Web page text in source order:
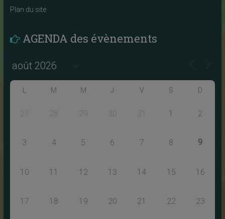
Plan du site
AGENDA des évènements
M M J V S D
27 28 29 30 31 1 2
3 4 5 6 7 8 9
10 11 12 13 14 15 16
17 18 19 20 21 22 23